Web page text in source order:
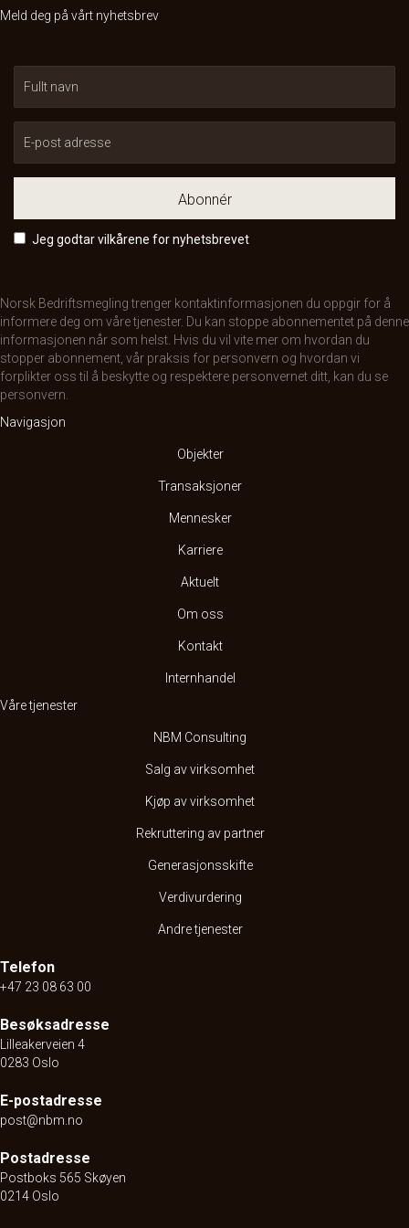
Meld deg på vårt nyhetsbrev
Abonnér
Jeg godtar vilkårene for nyhetsbrevet
Norsk Bedriftsmegling trenger kontaktinformasjonen du oppgir for å
informere deg om våre tjenester. Du kan stoppe abonnementet på denne
informasjonen når som helst. Hvis du vil vite mer om hvordan du
stopper abonnement, vår praksis for personvern og hvordan vi
forplikter oss til å beskytte og respektere personvernet ditt, kan du se
personvern.
Navigasjon
Objekter
Transaksjoner
Mennesker
Karriere
Aktuelt
Om oss
Kontakt
Internhandel
Våre tjenester
NBM Consulting
Salg av virksomhet
Kjøp av virksomhet
Rekruttering av partner
Generasjonsskifte
Verdivurdering
Andre tjenester
Telefon
+47 23 08 63 00
Besøksadresse
Lilleakerveien 4
0283 Oslo
E-postadresse
post@nbm.no
Postadresse
Postboks 565 Skøyen
0214 Oslo